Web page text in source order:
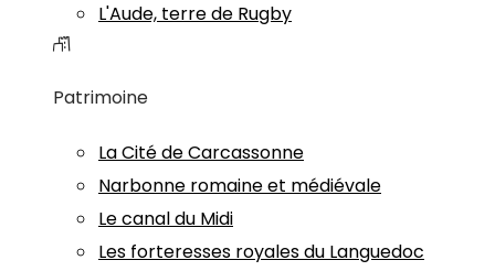
L'Aude, terre de Rugby
Patrimoine
La Cité de Carcassonne
Narbonne romaine et médiévale
Le canal du Midi
Les forteresses royales du Languedoc